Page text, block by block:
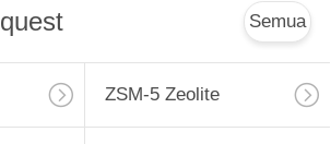
Semua
ZSM-5 Zeolite